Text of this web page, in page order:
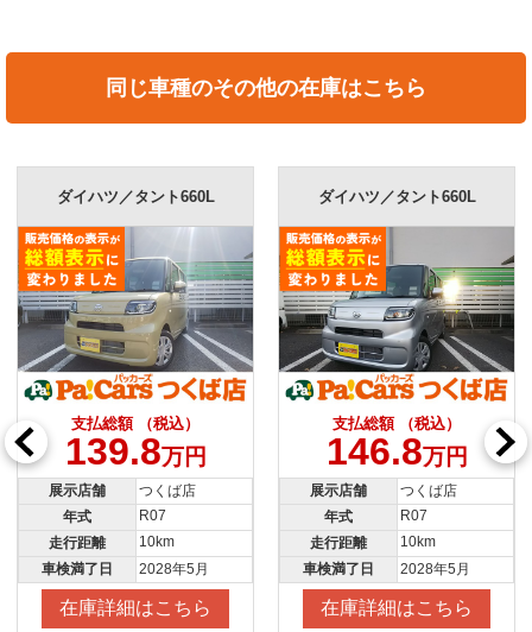
同じ車種のその他の在庫はこちら
ダイハツ／タント660L
支払総額 （税込）
139.8万円
展示店舗
つくば店
年式
R07
走行距離
10km
車検満了日
2028年5月
在庫詳細はこちら
ダイハツ／タント660L
支払総額 （税込）
146.8万円
展示店舗
つくば店
年式
R07
走行距離
10km
車検満了日
2028年5月
在庫詳細はこちら